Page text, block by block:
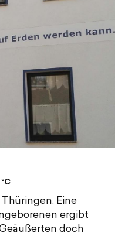
Eine
ergibt
doch